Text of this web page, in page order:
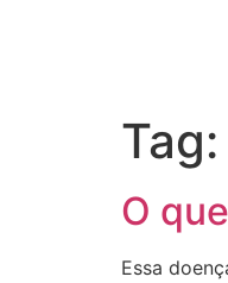
Tag:
O
Essa